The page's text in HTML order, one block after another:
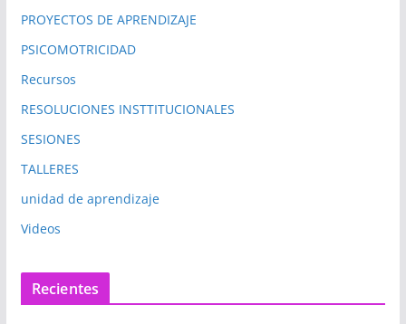
PROYECTOS DE APRENDIZAJE
PSICOMOTRICIDAD
Recursos
RESOLUCIONES INSTTITUCIONALES
SESIONES
TALLERES
unidad de aprendizaje
Videos
Recientes